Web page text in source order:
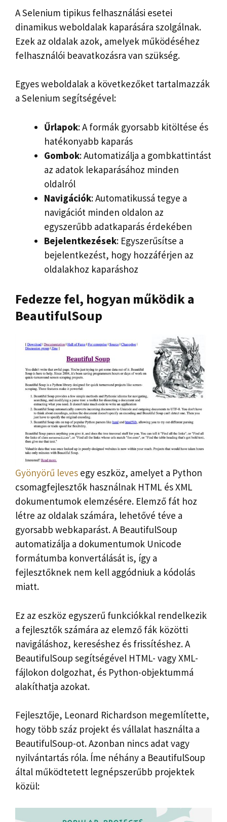
A Selenium tipikus felhasználási esetei
dinamikus weboldalak kaparására szolgálnak.
Ezek az oldalak azok, amelyek működéséhez
felhasználói beavatkozásra van szükség.
Egyes weboldalak a következőket tartalmazzák
a Selenium segítségével:
Űrlapok: A formák gyorsabb kitöltése és
hatékonyabb kaparás
Gombok: Automatizálja a gombkattintást
az adatok lekaparásához minden
oldalról
Navigációk: Automatikussá tegye a
navigációt minden oldalon az
egyszerűbb adatkaparás érdekében
Bejelentkezések: Egyszerűsítse a
bejelentkezést, hogy hozzáférjen az
oldalakhoz kaparáshoz
Fedezze fel, hogyan működik a
BeautifulSoup
Gyönyörű leves egy eszköz, amelyet a Python
csomagfejlesztők használnak HTML és XML
dokumentumok elemzésére. Elemző fát hoz
létre az oldalak számára, lehetővé téve a
gyorsabb webkaparást. A BeautifulSoup
automatizálja a dokumentumok Unicode
formátumba konvertálását is, így a
fejlesztőknek nem kell aggódniuk a kódolás
miatt.
Ez az eszköz egyszerű funkciókkal rendelkezik
a fejlesztők számára az elemző fák közötti
navigáláshoz, kereséshez és frissítéshez. A
BeautifulSoup segítségével HTML- vagy XML-
fájlokon dolgozhat, és Python-objektummá
alakíthatja azokat.
Fejlesztője, Leonard Richardson megemlítette,
hogy több száz projekt és vállalat használta a
BeautifulSoup-ot. Azonban nincs adat vagy
nyilvántartás róla. Íme néhány a BeautifulSoup
által működtetett legnépszerűbb projektek
közül: